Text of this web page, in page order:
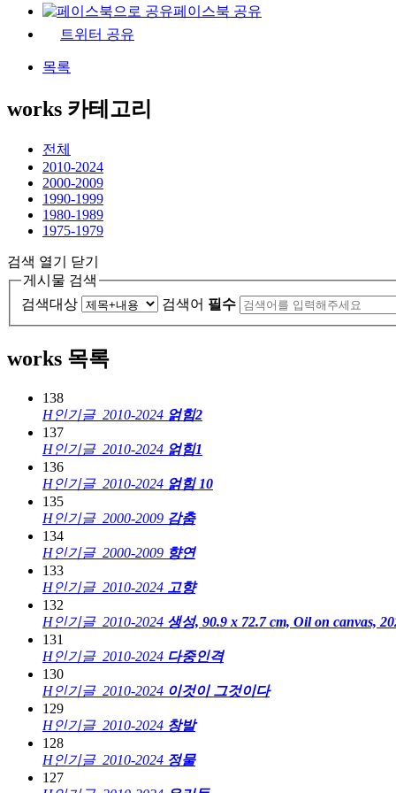
페이스북 공유
트위터 공유
목록
works 카테고리
전체
2010-2024
2000-2009
1990-1999
1980-1989
1975-1979
검색 열기 닫기
게시물 검색
검색대상
검색어 필수
works 목록
138
H인기글 2010-2024 얽힘2
137
H인기글 2010-2024 얽힘1
136
H인기글 2010-2024 얽힘 10
135
H인기글 2000-2009 감춤
134
H인기글 2000-2009 향연
133
H인기글 2010-2024 고향
132
H인기글 2010-2024 생성, 90.9 x 72.7 cm, Oil on canvas,
131
H인기글 2010-2024 다중인격
130
H인기글 2010-2024 이것이 그것이다
129
H인기글 2010-2024 창발
128
H인기글 2010-2024 정물
127